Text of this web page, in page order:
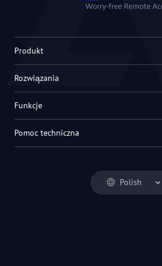
Polish
Produkt
Rozwiązania
Funkcje
Pomoc techniczna